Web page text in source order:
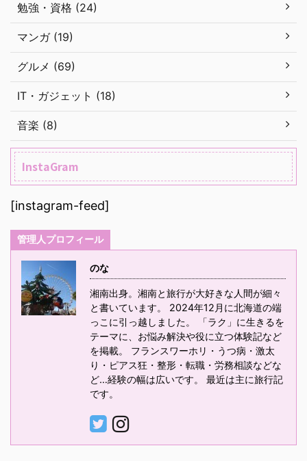
勉強・資格 (24)
マンガ (19)
グルメ (69)
IT・ガジェット (18)
音楽 (8)
InstaGram
[instagram-feed]
管理人プロフィール
のな
湘南出身。湘南と旅行が大好きな人間が細々
と書いています。 2024年12月に北海道の端
っこに引っ越しました。 「ラク」に生きるを
テーマに、お悩み解決や役に立つ体験記など
を掲載。 フランスワーホリ・うつ病・激太
り・ピアス狂・整形・転職・労務相談などな
ど…経験の幅は広いです。 最近は主に旅行記
です。